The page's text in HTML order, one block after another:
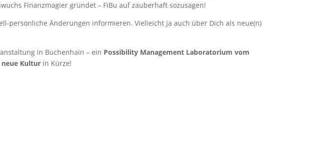
Finanzmagier gründet – FiBu auf zauberhaft sozusagen!
persönliche Änderungen informieren. Vielleicht ja auch über Dich als neue(n)
in Buchenhain – ein Possibility Management Laboratorium vom
neue Kultur in Kürze!